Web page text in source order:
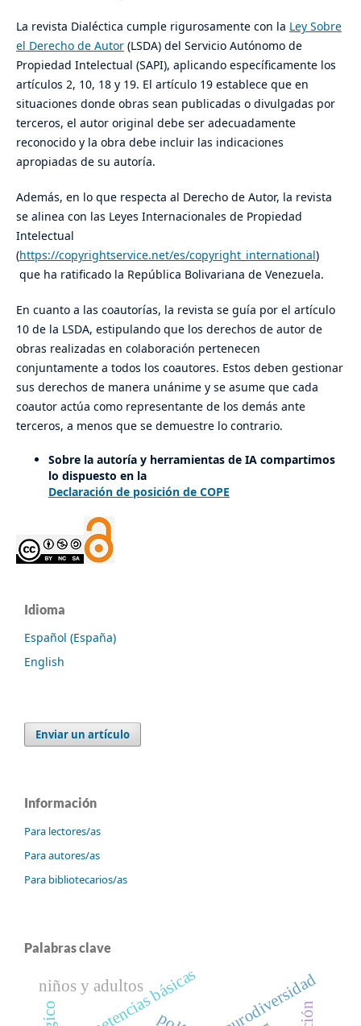
La revista Dialéctica cumple rigurosamente con la Ley Sobre
el Derecho de Autor(LSDA) del Servicio Autónomo de
Propiedad Intelectual (SAPI), aplicando específicamente los
artículos 2, 10, 18 y 19. El artículo 19 establece que en
situaciones donde obras sean publicadas o divulgadas por
terceros, el autor original debe ser adecuadamente
reconocido y la obra debe incluir las indicaciones
apropiadas de su autoría.
Además, en lo que respecta al Derecho de Autor, la revista
se alinea con las Leyes Internacionales de Propiedad
Intelectual
(https://copyrightservice.net/es/copyright_international)
que ha ratificado la República Bolivariana de Venezuela.
En cuanto a las coautorías, la revista se guía por el artículo
10 de la LSDA, estipulando que los derechos de autor de
obras realizadas en colaboración pertenecen
conjuntamente a todos los coautores. Estos deben gestionar
sus derechos de manera unánime y se asume que cada
coautor actúa como representante de los demás ante
terceros, a menos que se demuestre lo contrario.
Sobre la autoría y herramientas de IA compartimos
lo dispuesto en la
Declaración de posición de COPE
Idioma
Español (España)
English
Enviar un artículo
Información
Para lectores/as
Para autores/as
Para bibliotecarios/as
Palabras clave
neurodiversidad
niños y adultos